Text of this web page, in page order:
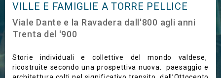
VILLE E FAMIGLIE A TORRE PELLICE
Viale Dante e la Ravadera dall'800 agli anni
Trenta del '900
Storie individuali e collettive del mondo valdese,
ricostruite secondo una prospettiva nuova: paesaggio e